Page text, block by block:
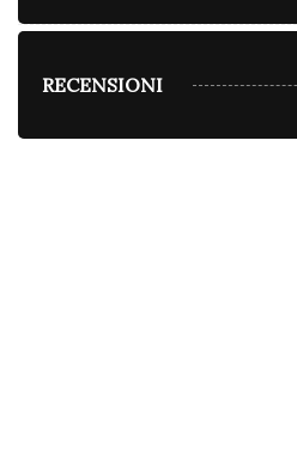
RECENSIONI